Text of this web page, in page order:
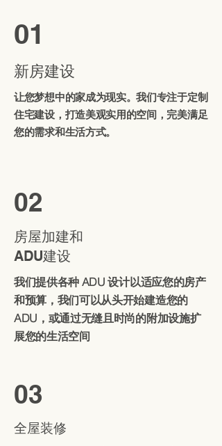
01
新房建设
让您梦想中的家成为现实。我们专注于定制
住宅建设，打造美观实用的空间，完美满足
您的需求和生活方式。
02
房屋加建和
ADU建设
我们提供各种 ADU 设计以适应您的房产
和预算，我们可以从头开始建造您的
ADU，或通过无缝且时尚的附加设施扩
展您的生活空间
03
全屋装修